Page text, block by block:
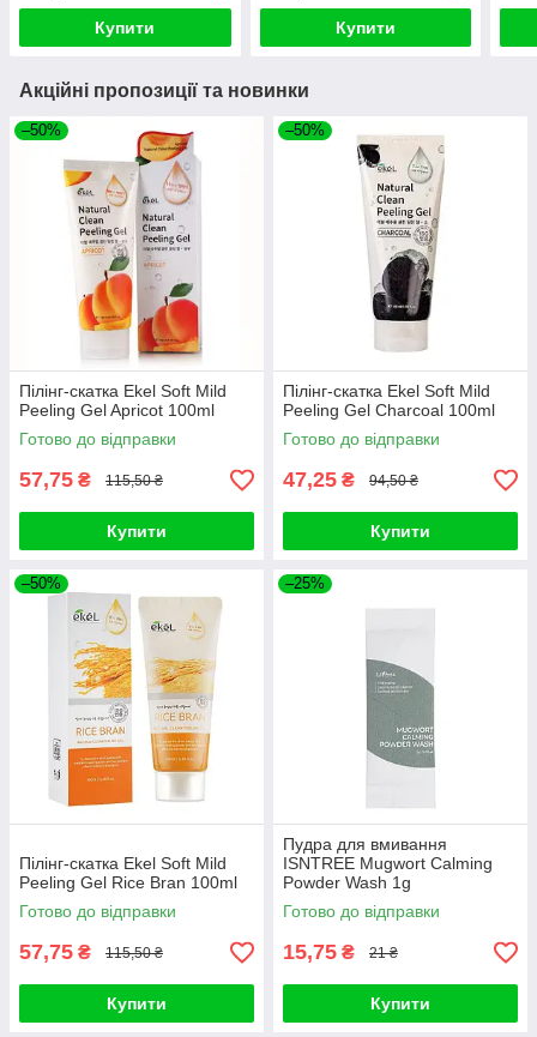
Купити Купити
Акційні пропозиції та новинки
–50%
Пілінг-скатка Ekel Soft Mild
Peeling Gel Apricot 100ml
Готово до відправки
57,75 ₴ 115,50 ₴
Купити
–50%
Пілінг-скатка Ekel Soft Mild
Peeling Gel Charcoal 100ml
Готово до відправки
47,25 ₴ 94,50 ₴
Купити
–50%
Пілінг-скатка Ekel Soft Mild
Peeling Gel Rice Bran 100ml
Готово до відправки
57,75 ₴ 115,50 ₴
Купити
–25%
Пудра для вмивання
ISNTREE Mugwort Calming
Powder Wash 1g
Готово до відправки
15,75 ₴ 21 ₴
Купити